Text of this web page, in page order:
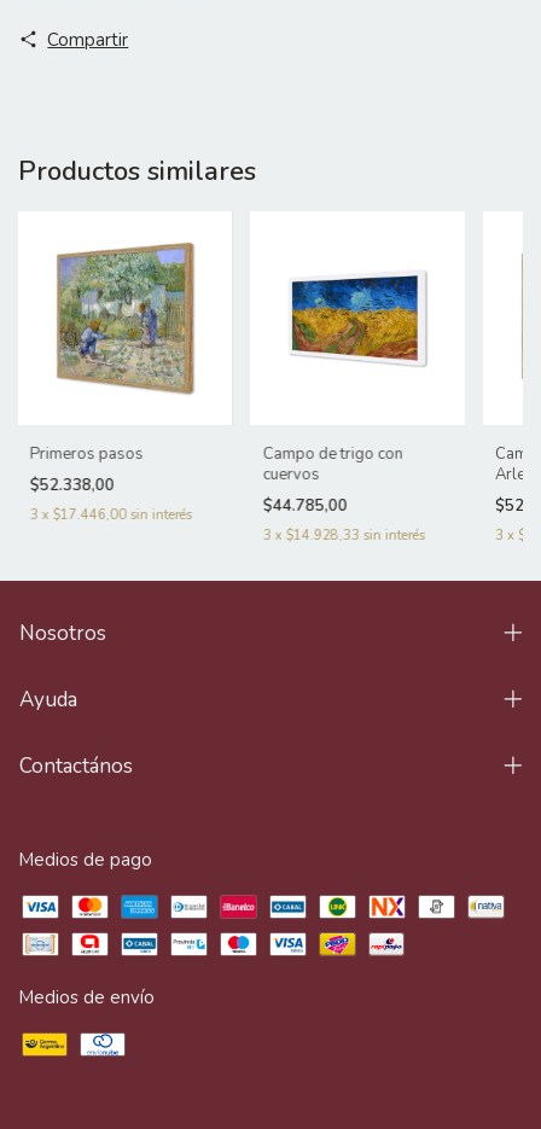
Compartir
Productos similares
Primeros pasos
$52.338,00
3 x $17.446,00 sin interés
Campo de trigo con
cuervos
$44.785,00
3 x $14.928,33 sin interés
Arles
3 x
Nosotros
Ayuda
Contactános
Medios de pago
Medios de envío